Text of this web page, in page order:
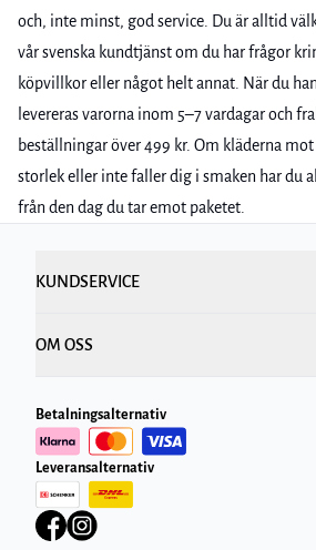
och, inte minst, god service. Du är alltid
vår svenska kundtjänst om du har frågor
köpvillkor eller något helt annat. När du
levereras varorna inom 5–7 vardagar och
beställningar över 499 kr. Om kläderna
storlek eller inte faller dig i smaken har du
från den dag du tar emot paketet.
KUNDSERVICE
OM OSS
Betalningsalternativ
Leveransalternativ